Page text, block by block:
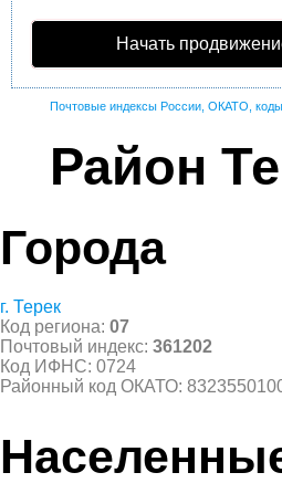
Начать
Почтовые индексы России, ОКАТО,
Район
Города
г. Терек
Код региона: 07
Почтовый индекс: 361202
Код ИФНС: 0724
Районный код ОКАТО: